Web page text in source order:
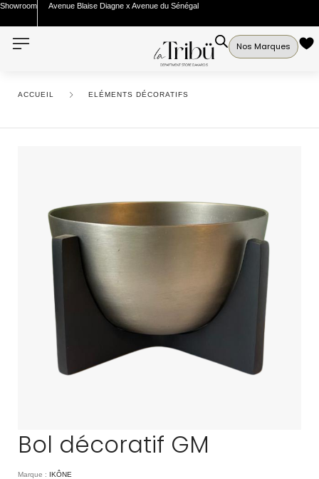
Showroom Avenue Blaise Diagne x Avenue du Sénégal
Nos Marques
ACCUEIL ELÉMENTS DÉCORATIFS
Bol décoratif GM
Marque : IKÔNE